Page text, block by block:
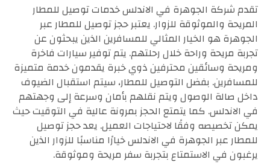
تقدم شركة الجوهرة في الاندلس خدمات توصيل للمطار
المريحة والموثوقة للزوار. يعتبر حجز توصيل للمطار عبر
الجوهرة هو الخيار المثالي للمسافرين الذين يبحثون عن
تجربة مريحة وراحة خلال رحلتهم. يتم توفير سيارات فاخرة
ومريحة وسائقين محترفين ذوي خبرة يقدمون خدمة متميزة
للمسافرين. بفضل التوصيل للمطار، سيتم استقبال الضيوف
داخل صالة الوصول ويتم نقلهم بأمان وسرعة إلى وجهتهم
في الاندلس. كما يتمتع الحجز بمرونة عالية في التوقيت حيث
يمكن تخصيصه وفقًا لاحتياجات العميل. يعد حجز توصيل
للمطار عبر الجوهرة في الاندلس خيارًا مناسبًا للزوار الذين
يرغبون في الاستمتاع بتجربة سفر مريحة وموثوقة.